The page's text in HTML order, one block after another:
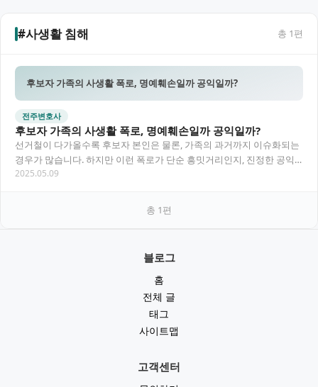
#사생활 침해 총 1편
후보자 가족의 사생활 폭로, 명예훼손일까 공익일까?
전주변호사
후보자 가족의 사생활 폭로, 명예훼손일까 공익일까?
선거철이 다가올수록 후보자 본인은 물론, 가족의 과거까지 이슈화되는
경우가 많습니다. 하지만 이런 폭로가 단순 흥밋거리인지, 진정한 공익
제보인지에 따라 법적 책임은 크게 달라질…
2025.05.09
총 1편
블로그
홈
전체 글
태그
사이트맵
고객센터